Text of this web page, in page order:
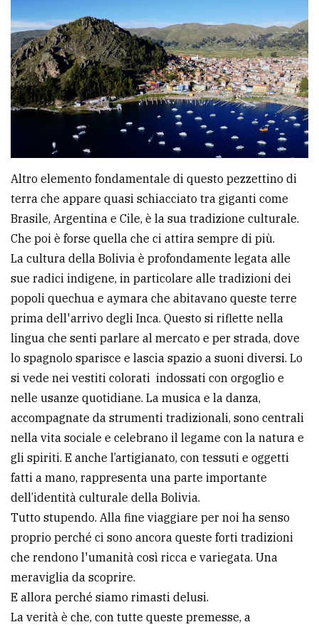
Altro elemento fondamentale di questo pezzettino di
terra che appare quasi schiacciato tra giganti come
Brasile, Argentina e Cile, è la sua tradizione culturale.
Che poi è forse quella che ci attira sempre di più.
La cultura della Bolivia è profondamente legata alle
sue radici indigene, in particolare alle tradizioni dei
popoli quechua e aymara che abitavano queste terre
prima dell'arrivo degli Inca. Questo si riflette nella
lingua che senti parlare al mercato e per strada, dove
lo spagnolo sparisce e lascia spazio a suoni diversi. Lo
si vede nei vestiti colorati indossati con orgoglio e
nelle usanze quotidiane. La musica e la danza,
accompagnate da strumenti tradizionali, sono centrali
nella vita sociale e celebrano il legame con la natura e
gli spiriti. E anche l’artigianato, con tessuti e oggetti
fatti a mano, rappresenta una parte importante
dell’identità culturale della Bolivia.
Tutto stupendo. Alla fine viaggiare per noi ha senso
proprio perché ci sono ancora queste forti tradizioni
che rendono l'umanità così ricca e variegata. Una
meraviglia da scoprire.
E allora perché siamo rimasti delusi.
La verità è che, con tutte queste premesse, a